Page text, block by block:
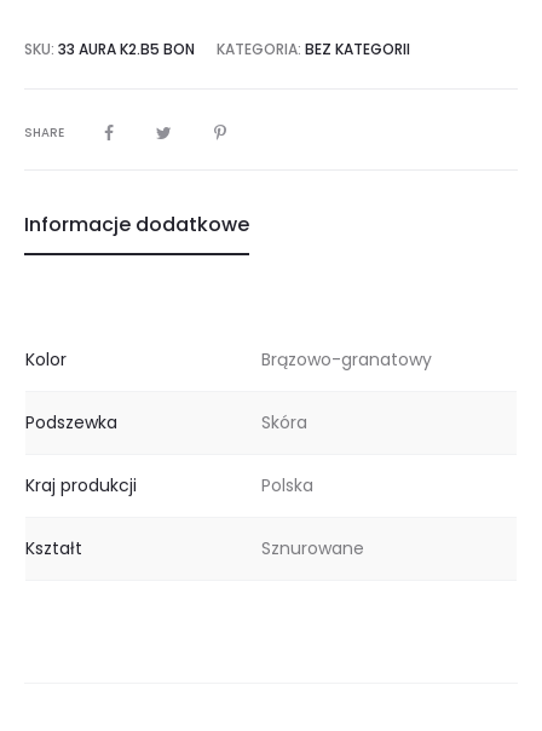
SKU: 33 AURA K2.B5 BON KATEGORIA: BEZ KATEGORII
SHARE
Informacje dodatkowe
Kolor Brązowo-granatowy
Podszewka Skóra
Kraj produkcji Polska
Kształt Sznurowane